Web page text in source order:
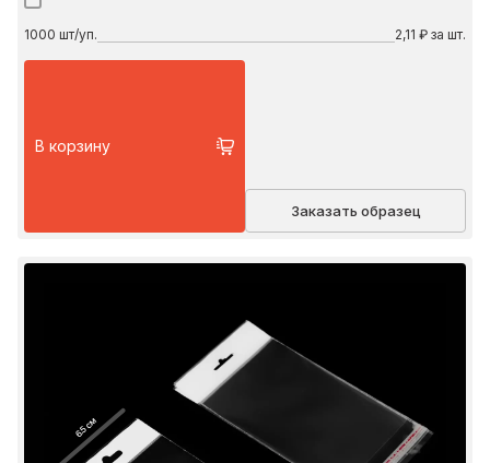
1000 шт/уп. 2,11 ₽ за шт.
В корзину
Заказать образец
6.5 см